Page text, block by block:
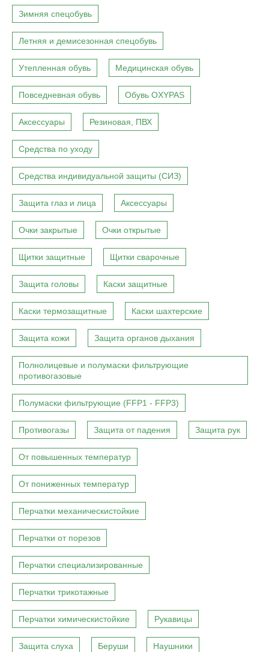
Зимняя спецобувь
Летняя и демисезонная спецобувь
Утепленная обувь Медицинская обувь
Повседневная обувь Обувь OXYPAS
Аксессуары Резиновая, ПВХ
Средства по уходу
Средства индивидуальной защиты (СИЗ)
Защита глаз и лица Аксессуары
Очки закрытые Очки открытые
Щитки защитные Щитки сварочные
Защита головы Каски защитные
Каски термозащитные Каски шахтерские
Защита кожи Защита органов дыхания
Полнолицевые и полумаски фильтрующие
противогазовые
Полумаски фильтрующие (FFP1 - FFP3)
Противогазы Защита от падения Защита рук
От повышенных температур
От пониженных температур
Перчатки механическистойкие
Перчатки от порезов
Перчатки специализированные
Перчатки трикотажные
Перчатки химическистойкие Рукавицы
Защита слуха Беруши Наушники